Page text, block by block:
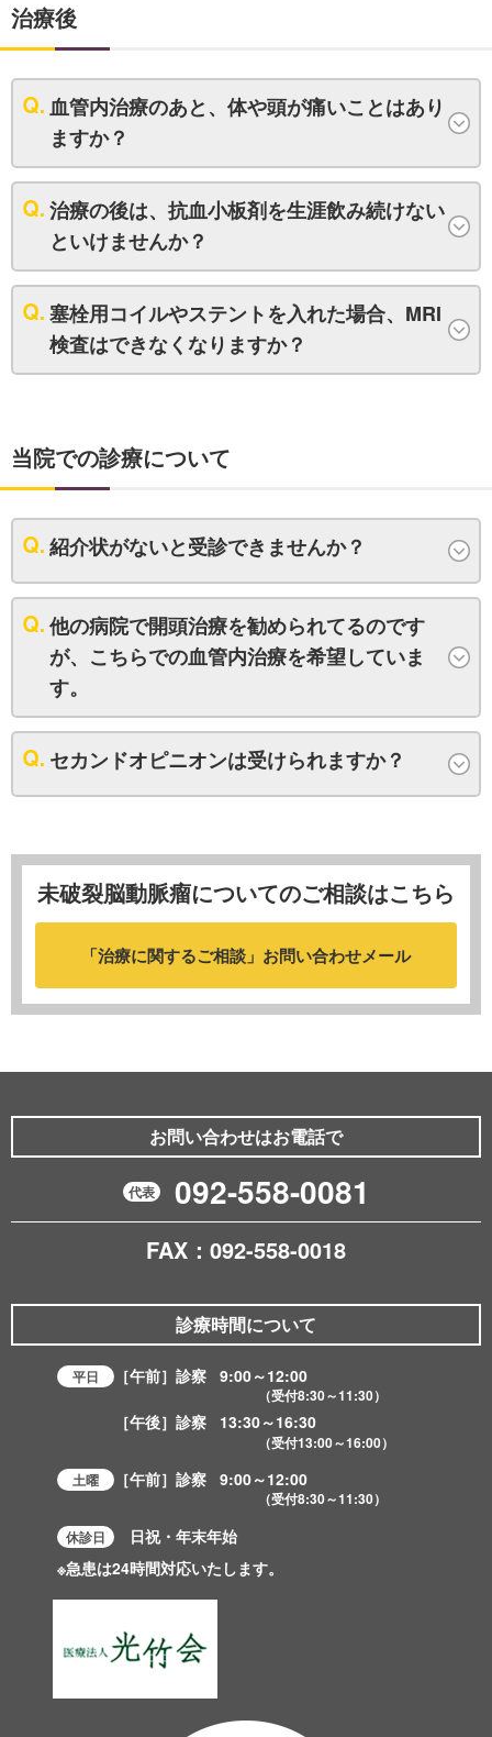
治療後
血管内治療のあと、体や頭が痛いことはあり
ますか？
治療の後は、抗血小板剤を生涯飲み続けない
といけませんか？
塞栓用コイルやステントを入れた場合、MRI
検査はできなくなりますか？
当院での診療について
紹介状がないと受診できませんか？
他の病院で開頭治療を勧められてるのです
が、こちらでの血管内治療を希望していま
す。
セカンドオピニオンは受けられますか？
未破裂脳動脈瘤についてのご相談はこちら
「治療に関するご相談」 お問い合わせメール
お問い合わせはお電話で
代表 092-558-0081
FAX：092-558-0018
診療時間について
平日 ［午前］診察 9:00～12:00
（受付8:30～11:30）
［午後］診察 13:30～16:30
（受付13:00～16:00）
土曜
［午前］診察 9:00～12:00
（受付8:30～11:30）
休診日
日祝・年末年始
※急患は24時間対応いたします。